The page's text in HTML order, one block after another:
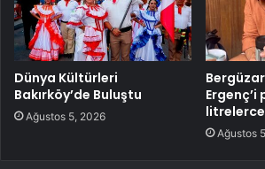
Dünya Kültürleri
Bakırköy’de Buluştu
Ağustos 5, 2026
Ergenç’i
litrelerce
Ağustos